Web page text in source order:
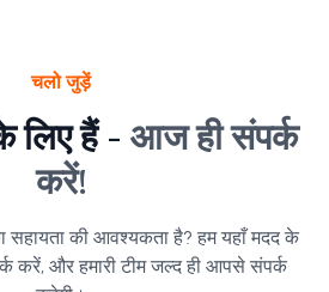
चलो जुड़ें
लिए हैं - आज ही संपर्क
करें!
सहायता की आवश्यकता है? हम यहाँ मदद के
करें, और हमारी टीम जल्द ही आपसे संपर्क